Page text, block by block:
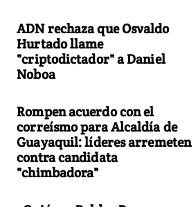
ADN rechaza que Osvaldo
Hurtado llame
"criptodictador" a Daniel
Noboa
Rompen acuerdo con el
correísmo para Alcaldía de
Guayaquil: líderes arremeten
contra candidata
"chimbadora"